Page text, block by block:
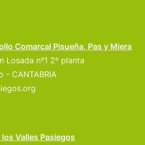
Comarcal Pisueña, Pas y Miera
Losada nº1 2º planta
- CANTABRIA
Valles Pasiegos